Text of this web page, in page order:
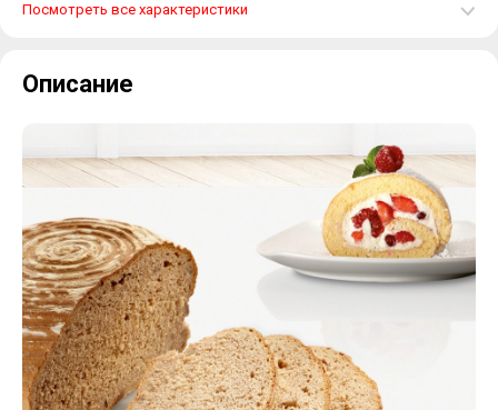
Посмотреть все характеристики
Описание